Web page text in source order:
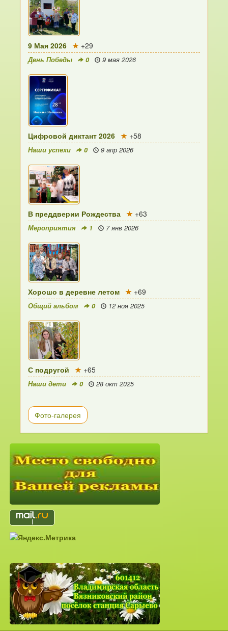
9 Мая 2026 +29
День Победы 0 9 мая 2026
Цифровой диктант 2026 +58
Наши успехи 0 9 апр 2026
В преддверии Рождества +63
Мероприятия 1 7 янв 2026
Хорошо в деревне летом +69
Общий альбом 0 12 ноя 2025
С подругой +65
Наши дети 0 28 окт 2025
Фото-галерея